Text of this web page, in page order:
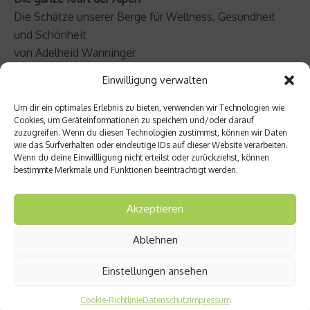
Einwilligung verwalten
Um dir ein optimales Erlebnis zu bieten, verwenden wir Technologien wie
Cookies, um Geräteinformationen zu speichern und/oder darauf
zuzugreifen. Wenn du diesen Technologien zustimmst, können wir Daten
wie das Surfverhalten oder eindeutige IDs auf dieser Website verarbeiten.
Wenn du deine Einwillligung nicht erteilst oder zurückziehst, können
bestimmte Merkmale und Funktionen beeinträchtigt werden.
Akzeptieren
Ablehnen
Einstellungen ansehen
Cookie-RichtlinieDatenschutzImpressum
Die Schätze unserer Berge für Wellness, Gesundheit
und Schönheit
von Adelheid Wanninger
durchgehend farbig bebildert
214 Seiten
Stocker Leopold Verlag
Beitrag teilen
ittel
gegen
Mücke
che
ung –